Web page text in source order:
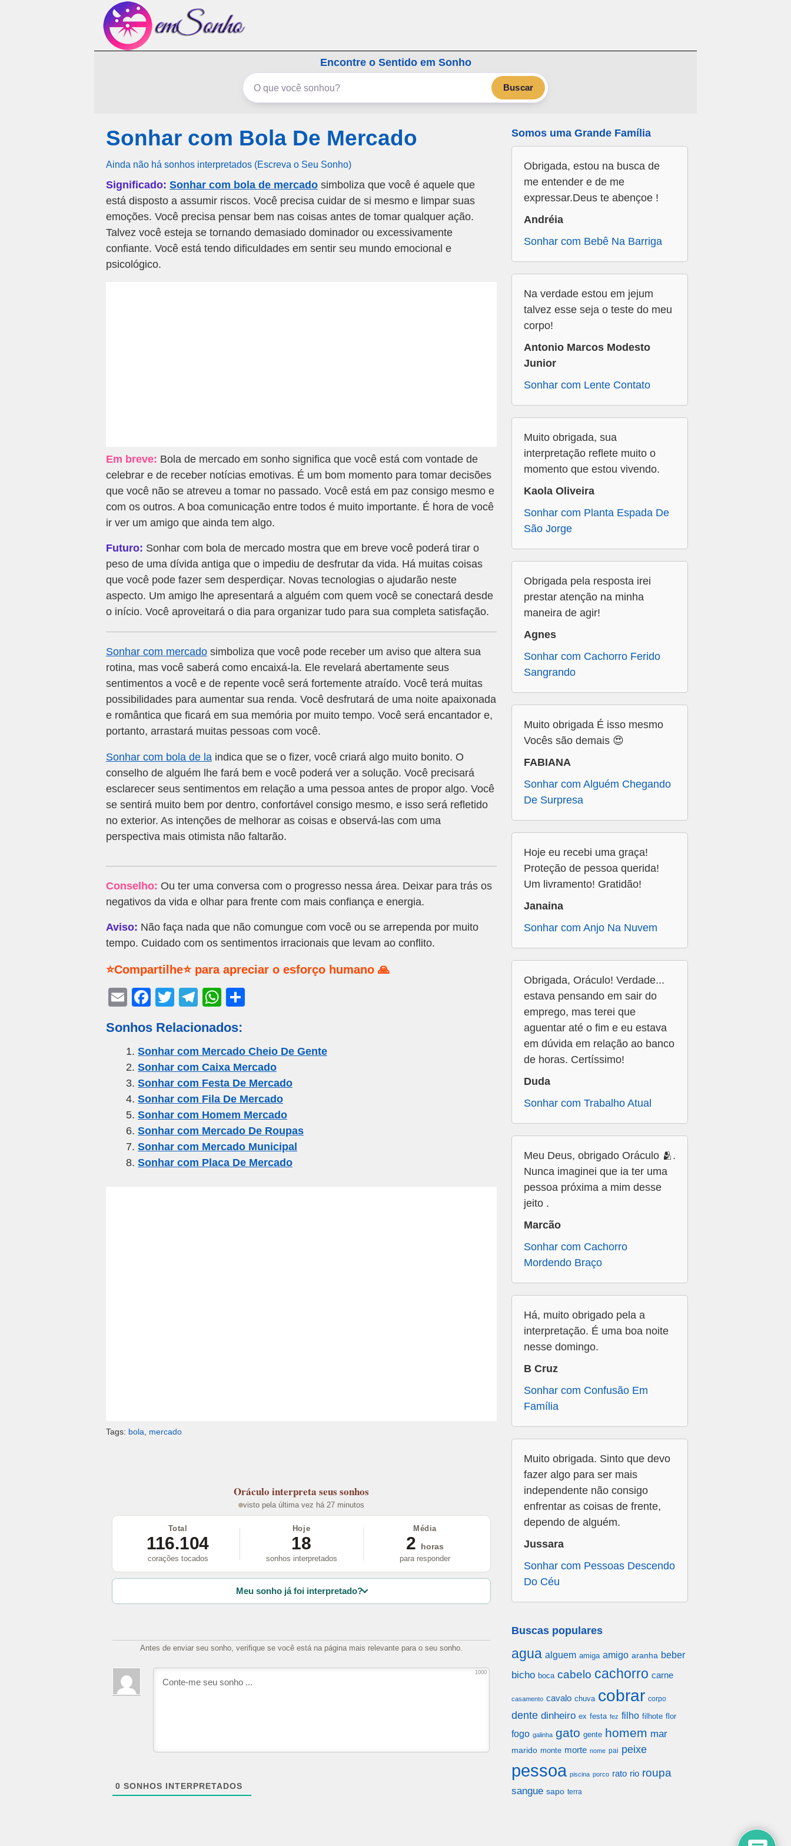
Encontre o Sentido em Sonho
Buscar
Sonhar com Bola De Mercado
Ainda não há sonhos interpretados (Escreva o Seu Sonho)
Significado: Sonhar com bola de mercado simboliza que você é aquele que
está disposto a assumir riscos. Você precisa cuidar de si mesmo e limpar suas
emoções. Você precisa pensar bem nas coisas antes de tomar qualquer ação.
Talvez você esteja se tornando demasiado dominador ou excessivamente
confiante. Você está tendo dificuldades em sentir seu mundo emocional e
psicológico.
Em breve: Bola de mercado em sonho significa que você está com vontade de
celebrar e de receber notícias emotivas. É um bom momento para tomar decisões
que você não se atreveu a tomar no passado. Você está em paz consigo mesmo e
com os outros. A boa comunicação entre todos é muito importante. É hora de você
ir ver um amigo que ainda tem algo.
Futuro: Sonhar com bola de mercado mostra que em breve você poderá tirar o
peso de uma dívida antiga que o impediu de desfrutar da vida. Há muitas coisas
que você pode fazer sem desperdiçar. Novas tecnologias o ajudarão neste
aspecto. Um amigo lhe apresentará a alguém com quem você se conectará desde
o início. Você aproveitará o dia para organizar tudo para sua completa satisfação.
Sonhar com mercado simboliza que você pode receber um aviso que altera sua
rotina, mas você saberá como encaixá-la. Ele revelará abertamente seus
sentimentos a você e de repente você será fortemente atraído. Você terá muitas
possibilidades para aumentar sua renda. Você desfrutará de uma noite apaixonada
e romântica que ficará em sua memória por muito tempo. Você será encantador e,
portanto, arrastará muitas pessoas com você.
Sonhar com bola de la indica que se o fizer, você criará algo muito bonito. O
conselho de alguém lhe fará bem e você poderá ver a solução. Você precisará
esclarecer seus sentimentos em relação a uma pessoa antes de propor algo. Você
se sentirá muito bem por dentro, confortável consigo mesmo, e isso será refletido
no exterior. As intenções de melhorar as coisas e observá-las com uma
perspectiva mais otimista não faltarão.
Conselho: Ou ter uma conversa com o progresso nessa área. Deixar para trás os
negativos da vida e olhar para frente com mais confiança e energia.
Aviso: Não faça nada que não comungue com você ou se arrependa por muito
tempo. Cuidado com os sentimentos irracionais que levam ao conflito.
⭐Compartilhe⭐ para apreciar o esforço humano 🙏
E
ail
F
c
e
b
o
o
k
T
tt
er
T
e
gr
a
m
W
at
s
A
p
p
e
Sonhos Relacionados:
Sonhar com Mercado Cheio De Gente
Sonhar com Caixa Mercado
Sonhar com Festa De Mercado
Sonhar com Fila De Mercado
Sonhar com Homem Mercado
Sonhar com Mercado De Roupas
Sonhar com Mercado Municipal
Sonhar com Placa De Mercado
Tags: bola mercado
Oráculo interpreta seus sonhos
visto pela última vez há 27 minutos
Total
116.104
corações tocados
Hoje
18
sonhos interpretados
Média
2
horas
para responder
Meu sonho já foi interpretado?
Antes de enviar seu sonho, verifique se você está na página mais relevante para o seu sonho.
1000
0 SONHOS INTERPRETADOS
Somos uma Grande Família
Obrigada, estou na busca de
me entender e de me
expressar.Deus te abençoe !
Andréia
Sonhar com Bebê Na Barriga
Na verdade estou em jejum
talvez esse seja o teste do meu
corpo!
Antonio Marcos Modesto
Junior
Sonhar com Lente Contato
Muito obrigada, sua
interpretação reflete muito o
momento que estou vivendo.
Kaola Oliveira
Sonhar com Planta Espada De
São Jorge
Obrigada pela resposta irei
prestar atenção na minha
maneira de agir!
Agnes
Sonhar com Cachorro Ferido
Sangrando
Muito obrigada É isso mesmo
Vocês são demais 😍
FABIANA
Sonhar com Alguém Chegando
De Surpresa
Hoje eu recebi uma graça!
Proteção de pessoa querida!
Um livramento! Gratidão!
Janaina
Sonhar com Anjo Na Nuvem
Obrigada, Oráculo! Verdade...
estava pensando em sair do
emprego, mas terei que
aguentar até o fim e eu estava
em dúvida em relação ao banco
de horas. Certíssimo!
Duda
Sonhar com Trabalho Atual
Meu Deus, obrigado Oráculo 🫂.
Nunca imaginei que ia ter uma
pessoa próxima a mim desse
jeito .
Marcão
Sonhar com Cachorro
Mordendo Braço
Há, muito obrigado pela a
interpretação. É uma boa noite
nesse domingo.
B Cruz
Sonhar com Confusão Em
Família
Muito obrigada. Sinto que devo
fazer algo para ser mais
independente não consigo
enfrentar as coisas de frente,
dependo de alguém.
Jussara
Sonhar com Pessoas Descendo
Do Céu
Buscas populares
agua alguem amiga amigo aranha beber
bicho boca cabelo cachorro carne
casamento cavalo chuva cobrar corpo
dente dinheiro ex festa fez filho filhote flor
fogo galinha gato gente homem mar
marido monte morte nome pai peixe
pessoa piscina porco rato rio roupa
sangue sapo terra